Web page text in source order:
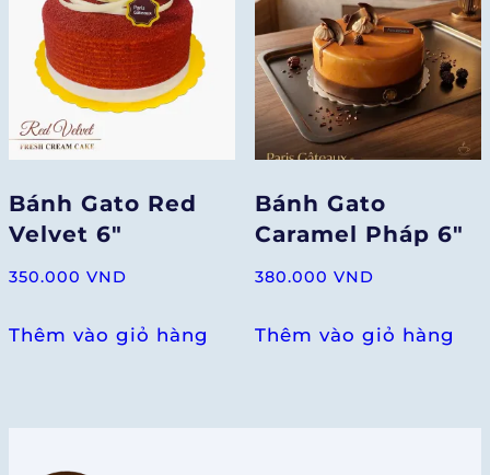
Bánh Gato Red
Velvet 6″
350.000 VND
Thêm vào giỏ hàng
Bánh Gato
Caramel Pháp 6″
380.000 VND
Thêm vào giỏ hàng